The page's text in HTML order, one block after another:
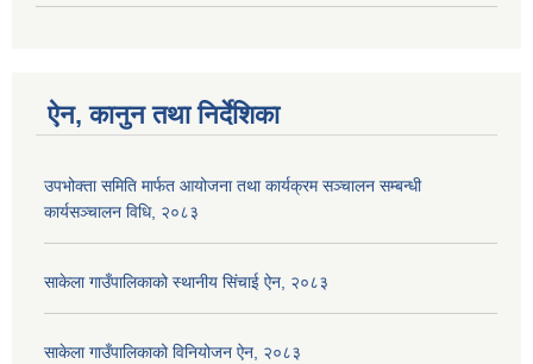
ऐन, कानुन तथा निर्देशिका
उपभोक्ता समिति मार्फत आयोजना तथा कार्यक्रम सञ्चालन सम्बन्धी
कार्यसञ्चालन विधि, २०८३
साकेला गाउँपालिकाको स्थानीय सिंचाई ऐन, २०८३
साकेला गाउँपालिकाको विनियोजन ऐन, २०८३